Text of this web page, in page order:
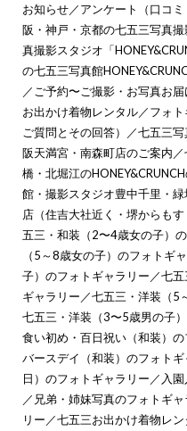
お知らせ／アンケート（口コミ
阪・神戸・京都の七五三写真
真撮影スタジオ「
の七五三写真館
／ ご予約〜ご撮影・お写真お
お出かけ着物レンタル／フォ
ご質問とその回答）
／七五三写
阪天満宮・南森町店のご案内 ／
橋・北堀江の
館・撮影スタジオ豊中千里・
店（住吉大社近く・堺からもす
五三・和装（2〜4歳女の子）
（5～8歳女の子）のフォトギ
子）のフォトギャラリー ／七五
ギャラリー ／七五三・洋装（5
七五三・洋装（3〜5歳男の子
食い初め・百日祝い（和装）
バースデイ（和装）のフォトギ
日）のフォトギャラリー ／ 入
／ 兄弟・姉妹写真のフォトギャ
リー ／七五三お出かけ着物レ